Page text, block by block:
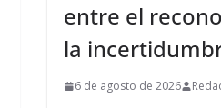
entre el
la
6 de agosto de 2026